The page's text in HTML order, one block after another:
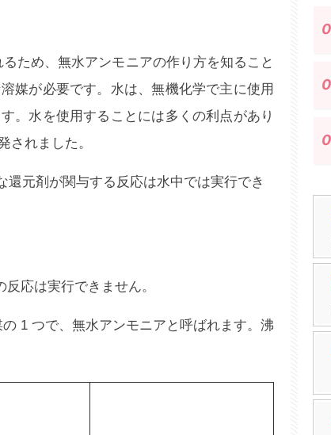
ため、無水アンモニアの作り方を知ること
媒が必要です。水は、無機化学で主に使用
。水を使用することには多くの利点があり
されました。
還元剤が関与する反応は水中では実行でき
応は実行できません。
1 つで、無水アンモニアと呼ばれます。沸